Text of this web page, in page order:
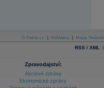
O Patria.cz Reklama Mapa Stránek
RSS / XML |
Zpravodajství:
Akciové zprávy
Ekonomické zprávy